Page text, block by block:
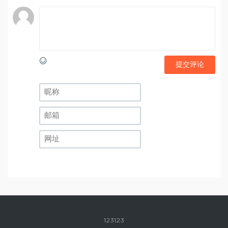
提交评论
123123